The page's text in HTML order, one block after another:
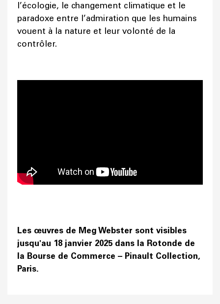
l’écologie, le changement climatique et le
paradoxe entre l’admiration que les humains
vouent à la nature et leur volonté de la
contrôler.
Les œuvres de Meg Webster sont visibles
jusqu'au 18 janvier 2025 dans la Rotonde de
la Bourse de Commerce – Pinault Collection,
Paris.